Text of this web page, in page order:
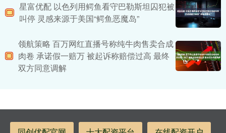
星富优配 以色列用鳄鱼看守巴勒斯坦囚犯被
叫停 灵感来源于美国“鳄鱼恶魔岛”
领航策略 百万网红直播号称纯牛肉售卖合成
肉卷 承诺假一赔万 被起诉称赔偿过高 最终
双方同意调解